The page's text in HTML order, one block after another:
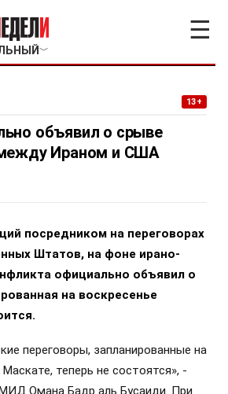
﹀
☰
13+
объявил о срыве
Ираном и США
посредником на переговорах
Штатов, на фоне ирано-
официально объявил о
на воскресенье
переговоры, запланированные на
теперь не состоятся», -
Омана Бадр аль Бусаиди. При